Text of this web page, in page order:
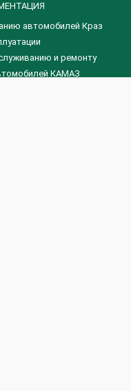
автомобилей Краз
и ремонту
КАМАЗ